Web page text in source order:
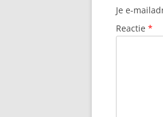
Je e-
Reactie *